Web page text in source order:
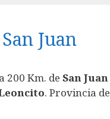
Juan
200 Km. de San Juan
. Provincia de